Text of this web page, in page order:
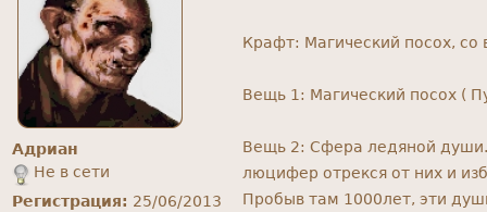
Адриан
Не в сети
Регистрация: 25/06/2013
Крафт: Магический посох,
Вещь 1: Магический посох (
Вещь 2: Сфера ледяной души.
люцифер отрекся от них и
Пробыв там 1000лет, эти